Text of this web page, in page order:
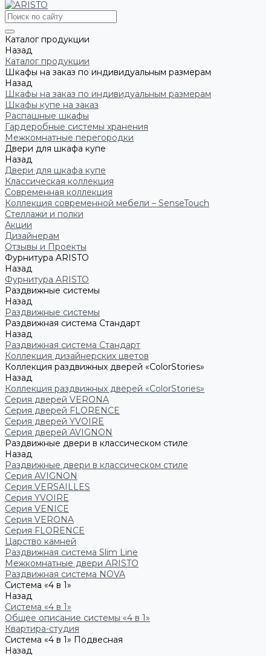
Каталог продукции
Назад
Каталог продукции
Шкафы на заказ по индивидуальным размерам
Назад
Шкафы на заказ по индивидуальным размерам
Шкафы купе на заказ
Распашные шкафы
Гардеробные системы хранения
Межкомнатные перегородки
Двери для шкафа купе
Назад
Двери для шкафа купе
Классическая коллекция
Современная коллекция
Коллекция современной мебели – SenseTouch
Стеллажи и полки
Акции
Дизайнерам
Отзывы и Проекты
Фурнитура ARISTO
Назад
Фурнитура ARISTO
Раздвижные системы
Назад
Раздвижные системы
Раздвижная система Стандарт
Назад
Раздвижная система Стандарт
Коллекция дизайнерских цветов
Коллекция раздвижных дверей «ColorStories»
Назад
Коллекция раздвижных дверей «ColorStories»
Серия дверей VERONA
Серия дверей FLORENCE
Серия дверей YVOIRE
Серия дверей AVIGNON
Раздвижные двери в классическом стиле
Назад
Раздвижные двери в классическом стиле
Серия AVIGNON
Серия VERSAILLES
Серия YVOIRE
Серия VENICE
Серия VERONA
Серия FLORENCE
Царство камней
Раздвижная система Slim Line
Межкомнатные двери ARISTO
Раздвижная система NOVA
Система «4 в 1»
Назад
Система «4 в 1»
Общее описание системы «4 в 1»
Квартира-студия
Система «4 в 1» Подвесная
Назад